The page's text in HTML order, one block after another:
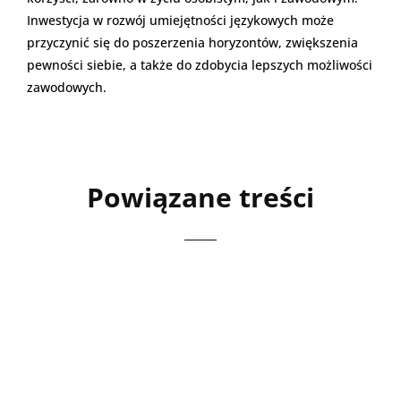
Inwestycja w rozwój umiejętności językowych może
przyczynić się do poszerzenia horyzontów, zwiększenia
pewności siebie, a także do zdobycia lepszych możliwości
zawodowych.
Powiązane treści